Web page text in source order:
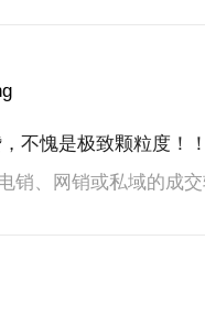
不愧是极致颗粒度！！
销、网销或私域的成